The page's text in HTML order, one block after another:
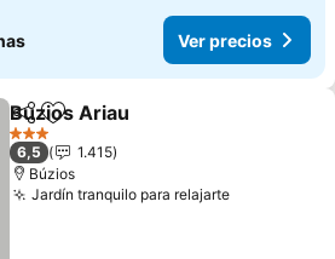
Ver precios
CompartirAgregar a favoritos
Buzios Ariau
3 Estrellas
6,5
1.415
Búzios
Jardín tranquilo para relajarteVer precios